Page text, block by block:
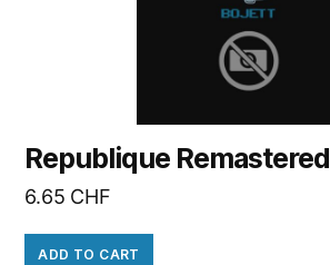
Republique Remastered
6.65 CHF
ADD TO CART